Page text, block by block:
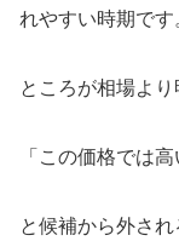
れやすい時期です
ところが相場より
「この価格では高
と候補から外され